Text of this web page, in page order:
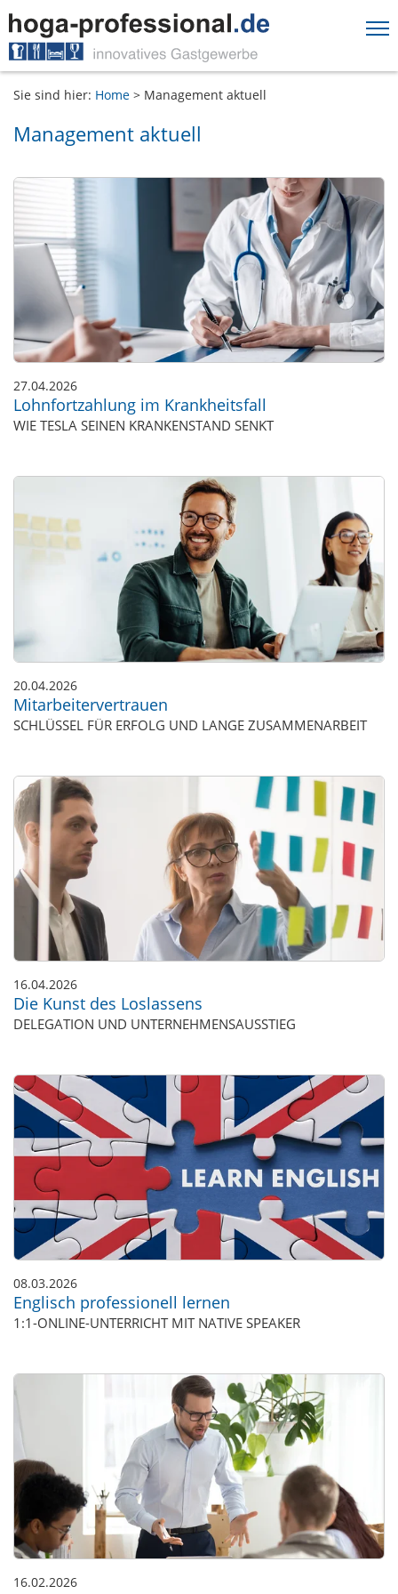
Springe direkt zu:
Hauptmenü
Inhalt
Fußzeile
Sie sind hier: Home > Management aktuell
Management aktuell
27.04.2026
Lohnfortzahlung im Krankheitsfall
WIE TESLA SEINEN KRANKENSTAND SENKT
20.04.2026
Mitarbeitervertrauen
SCHLÜSSEL FÜR ERFOLG UND LANGE ZUSAMMENARBEIT
16.04.2026
Die Kunst des Loslassens
DELEGATION UND UNTERNEHMENSAUSSTIEG
08.03.2026
Englisch professionell lernen
1:1-ONLINE-UNTERRICHT MIT NATIVE SPEAKER
16.02.2026